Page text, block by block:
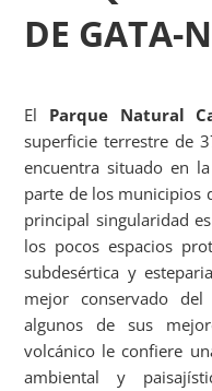
DE GATA-
El Parque Natural
superficie terrestre de
encuentra situado en
parte de los municipios
principal singularidad
los pocos espacios
subdesértica y
mejor conservado
algunos de sus
volcánico le confiere
ambiental y